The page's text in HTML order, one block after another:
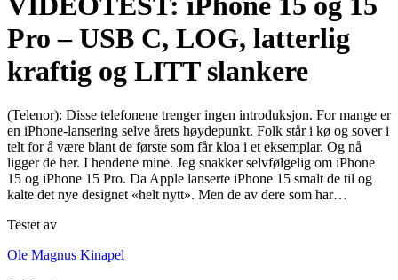
Pro – USB C, LOG, latterlig
kraftig og LITT slankere
(Telenor): Disse telefonene trenger ingen introduksjon. For mange er
en iPhone-lansering selve årets høydepunkt. Folk står i kø og sover i
telt for å være blant de første som får kloa i et eksemplar. Og nå
ligger de her. I hendene mine. Jeg snakker selvfølgelig om iPhone
15 og iPhone 15 Pro. Da Apple lanserte iPhone 15 smalt de til og
kalte det nye designet «helt nytt». Men de av dere som har…
Testet av
Ole Magnus Kinapel